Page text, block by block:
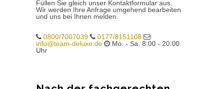
Füllen Sie gleich unser Kontaktformular aus.
Wir werden Ihre Anfrage umgehend bearbeiten
und uns bei Ihnen melden.
0800/7007039
0177/8151108
info@team-deluxe.de
Mo. - Sa. 8:00 - 20:00
Uhr